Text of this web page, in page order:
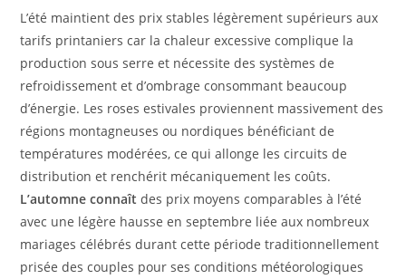
L’été maintient des prix stables légèrement supérieurs aux
tarifs printaniers car la chaleur excessive complique la
production sous serre et nécessite des systèmes de
refroidissement et d’ombrage consommant beaucoup
d’énergie. Les roses estivales proviennent massivement des
régions montagneuses ou nordiques bénéficiant de
températures modérées, ce qui allonge les circuits de
distribution et renchérit mécaniquement les coûts.
L’automne connaît des prix moyens comparables à l’été
avec une légère hausse en septembre liée aux nombreux
mariages célébrés durant cette période traditionnellement
prisée des couples pour ses conditions météorologiques